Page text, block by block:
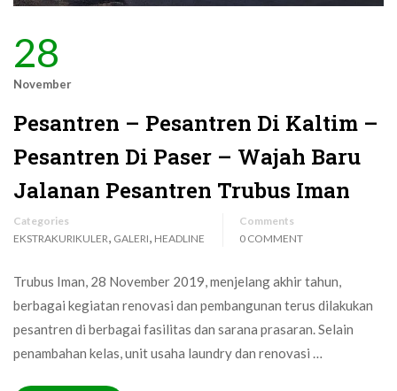
28
November
Pesantren – Pesantren Di Kaltim –
Pesantren Di Paser – Wajah Baru
Jalanan Pesantren Trubus Iman
Categories
EKSTRAKURIKULER, GALERI, HEADLINE
Comments
0 COMMENT
Trubus Iman, 28 November 2019, menjelang akhir tahun,
berbagai kegiatan renovasi dan pembangunan terus dilakukan
pesantren di berbagai fasilitas dan sarana prasaran. Selain
penambahan kelas, unit usaha laundry dan renovasi …